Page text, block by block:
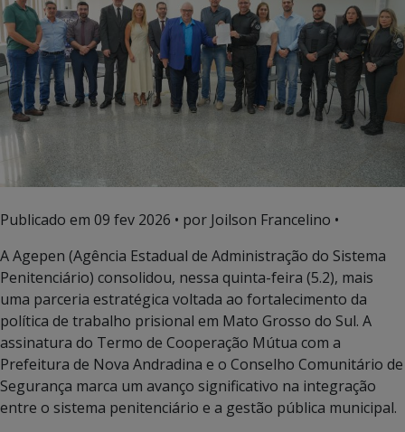
Publicado em 09 fev 2026 • por Joilson Francelino •
A Agepen (Agência Estadual de Administração do Sistema
Penitenciário) consolidou, nessa quinta-feira (5.2), mais
uma parceria estratégica voltada ao fortalecimento da
política de trabalho prisional em Mato Grosso do Sul. A
assinatura do Termo de Cooperação Mútua com a
Prefeitura de Nova Andradina e o Conselho Comunitário de
Segurança marca um avanço significativo na integração
entre o sistema penitenciário e a gestão pública municipal.